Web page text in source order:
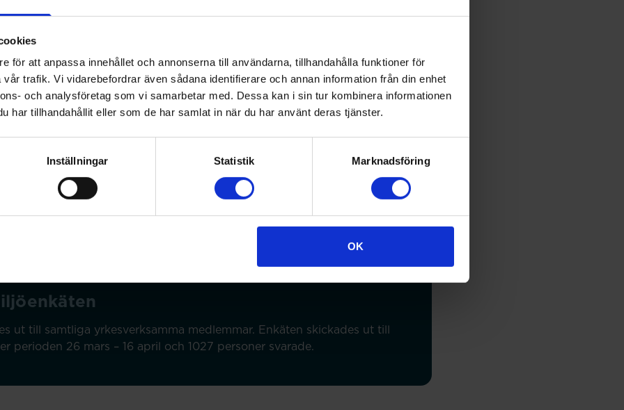
för att anpassa innehållet och annonserna till användarna, tillhandahålla funktioner för
trafik. Vi vidarebefordrar även sådana identifierare och annan information från din enhet
och analysföretag som vi samarbetar med. Dessa kan i sin tur kombinera informationen
har tillhandahållit eller som de har samlat in när du har använt deras tjänster.
Inställningar Statistik Marknadsföring
OK
kompenserar för brister i systemen genom att arbeta snabbare, prioritera
sina egna gränser för att hålla kvalitet och kontinuitet uppe.
– arbetet blir gjort, målen nås och verksamheten rullar vidare. Men det sker
arbetsmiljö och minskad hållbarhet. Ett sådant beroende är inget som
sin framtid på.
ut till samtliga yrkesverksamma medlemmar. Enkäten skickades ut till
perioden 26 mars – 16 april och 1027 personer svarade.